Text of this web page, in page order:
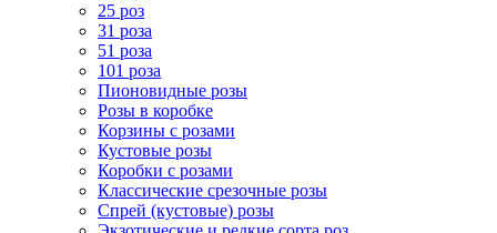
25 роз
31 роза
51 роза
101 роза
Пионовидные розы
Розы в коробке
Корзины с розами
Кустовые розы
Коробки с розами
Классические срезочные розы
Спрей (кустовые) розы